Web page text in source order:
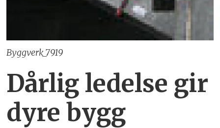
Byggverk_7919
Dårlig ledelse gir
dyre bygg